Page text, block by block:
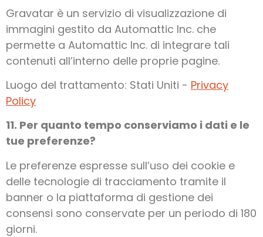
Gravatar è un servizio di visualizzazione di
immagini gestito da Automattic Inc. che
permette a Automattic Inc. di integrare tali
contenuti all’interno delle proprie pagine.
Luogo del trattamento: Stati Uniti - Privacy
Policy
11. Per quanto tempo conserviamo i dati e le
tue preferenze?
Le preferenze espresse sull’uso dei cookie e
delle tecnologie di tracciamento tramite il
banner o la piattaforma di gestione dei
consensi sono conservate per un periodo di 180
giorni.